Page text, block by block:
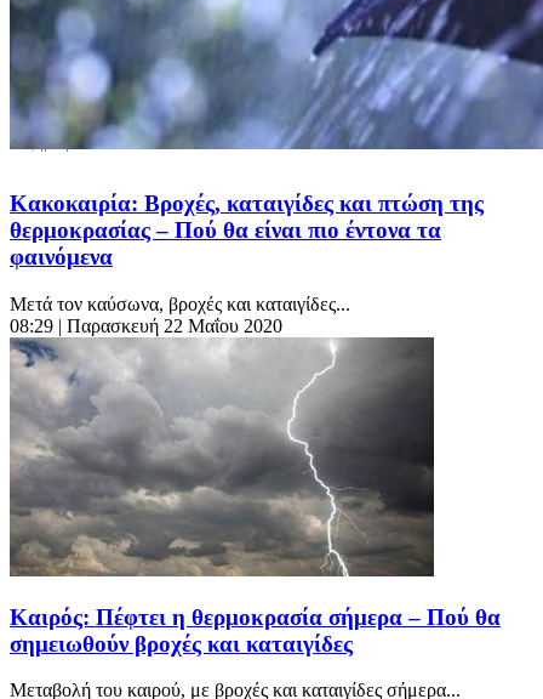
Κακοκαιρία: Βροχές, καταιγίδες και πτώση της
θερμοκρασίας – Πού θα είναι πιο έντονα τα
φαινόμενα
Μετά τον καύσωνα, βροχές και καταιγίδες...
08:29 | Παρασκευή 22 Μαΐου 2020
Καιρός: Πέφτει η θερμοκρασία σήμερα – Πού θα
σημειωθούν βροχές και καταιγίδες
Μεταβολή του καιρού, με βροχές και καταιγίδες σήμερα...